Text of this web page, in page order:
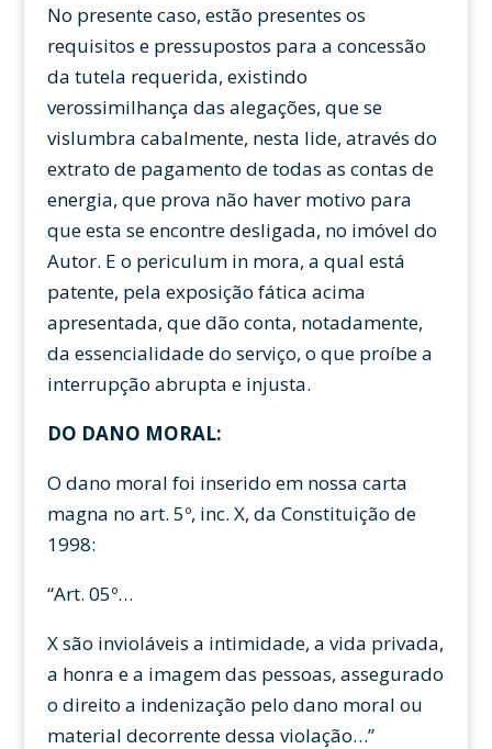
No presente caso, estão presentes os
requisitos e pressupostos para a concessão
da tutela requerida, existindo
verossimilhança das alegações, que se
vislumbra cabalmente, nesta lide, através do
extrato de pagamento de todas as contas de
energia, que prova não haver motivo para
que esta se encontre desligada, no imóvel do
Autor. E o periculum in mora, a qual está
patente, pela exposição fática acima
apresentada, que dão conta, notadamente,
da essencialidade do serviço, o que proíbe a
interrupção abrupta e injusta.
DO DANO MORAL:
O dano moral foi inserido em nossa carta
magna no art. 5º, inc. X, da Constituição de
1998:
“Art. 05º…
X são invioláveis a intimidade, a vida privada,
a honra e a imagem das pessoas, assegurado
o direito a indenização pelo dano moral ou
material decorrente dessa violação…”